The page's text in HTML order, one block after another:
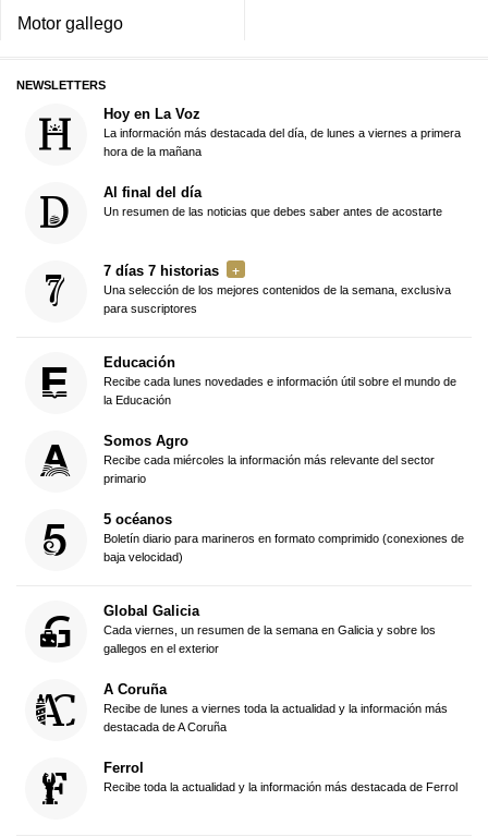
Motor gallego
NEWSLETTERS
Hoy en La Voz
La información más destacada del día, de lunes a viernes a primera
hora de la mañana
Al final del día
Un resumen de las noticias que debes saber antes de acostarte
7 días 7 historias
Una selección de los mejores contenidos de la semana, exclusiva
para suscriptores
Educación
Recibe cada lunes novedades e información útil sobre el mundo de
la Educación
Somos Agro
Recibe cada miércoles la información más relevante del sector
primario
5 océanos
Boletín diario para marineros en formato comprimido (conexiones de
baja velocidad)
Global Galicia
Cada viernes, un resumen de la semana en Galicia y sobre los
gallegos en el exterior
A Coruña
Recibe de lunes a viernes toda la actualidad y la información más
destacada de A Coruña
Ferrol
Recibe toda la actualidad y la información más destacada de Ferrol